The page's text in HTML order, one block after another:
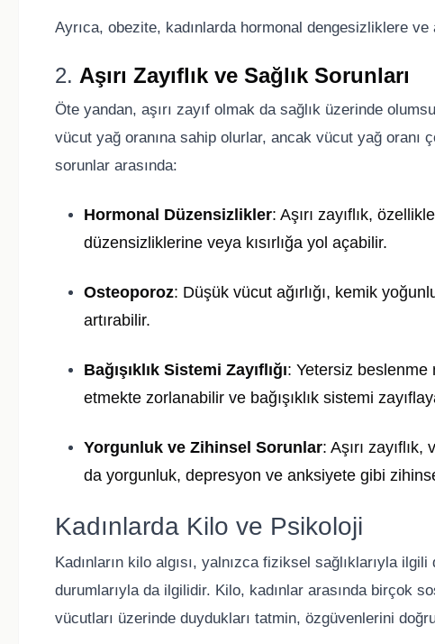
Ayrıca, obezite, kadınlarda hormonal dengesizliklere
2. Aşırı Zayıflık ve Sağlık Sorunları
Öte yandan, aşırı zayıf olmak da sağlık üzerinde
vücut yağ oranına sahip olurlar, ancak vücut yağ oranı
sorunlar arasında:
Hormonal Düzensizlikler: Aşırı zayıflık,
düzensizliklerine veya kısırlığa yol açabilir.
Osteoporoz: Düşük vücut ağırlığı, kemik
artırabilir.
Bağışıklık Sistemi Zayıflığı: Yetersiz
etmekte zorlanabilir ve bağışıklık sistemi
Yorgunluk ve Zihinsel Sorunlar: Aşırı
da yorgunluk, depresyon ve anksiyete gibi
Kadınlarda Kilo ve Psikoloji
Kadınların kilo algısı, yalnızca fiziksel sağlıklarıyla
durumlarıyla da ilgilidir. Kilo, kadınlar arasında birçok
vücutları üzerinde duydukları tatmin, özgüvenlerini